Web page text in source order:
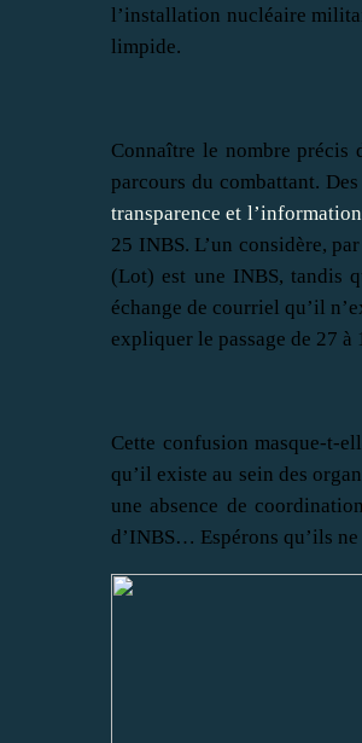
l’installation nucléaire
limpide.
Connaître le nombre précis
parcours du combattant.
transparence et
25 INBS. L’un considère,
(Lot) est une INBS, tandis
échange de courriel qu’il
expliquer le passage de 27
Cette confusion masque-t-
qu’il existe au sein des
une absence de
d’INBS… Espérons qu’ils